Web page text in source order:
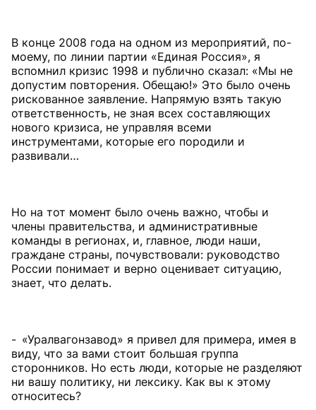
В конце 2008 года на одном из мероприятий, по-
моему, по линии партии «Единая Россия», я
вспомнил кризис 1998 и публично сказал: «Мы не
допустим повторения. Обещаю!» Это было очень
рискованное заявление. Напрямую взять такую
ответственность, не зная всех составляющих
нового кризиса, не управляя всеми
инструментами, которые его породили и
развивали…
Но на тот момент было очень важно, чтобы и
члены правительства, и административные
команды в регионах, и, главное, люди наши,
граждане страны, почувствовали: руководство
России понимает и верно оценивает ситуацию,
знает, что делать.
- «Уралвагонзавод» я привел для примера, имея в
виду, что за вами стоит большая группа
сторонников. Но есть люди, которые не разделяют
ни вашу политику, ни лексику. Как вы к этому
относитесь?